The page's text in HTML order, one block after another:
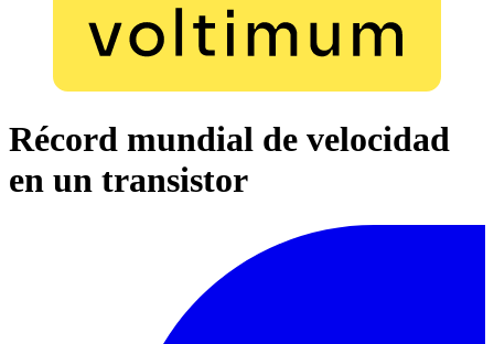
Récord mundial de velocidad
en un transistor